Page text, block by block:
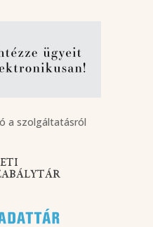
a szolgáltatásról